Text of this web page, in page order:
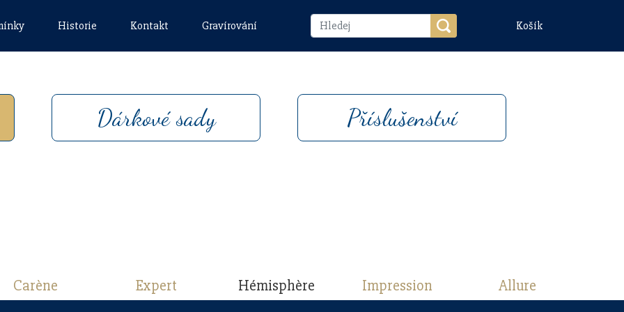
Historie Kontakt Gravírování Košík
Dárkové sady Příslušenství
Carène Expert Hémisphère Impression Allure